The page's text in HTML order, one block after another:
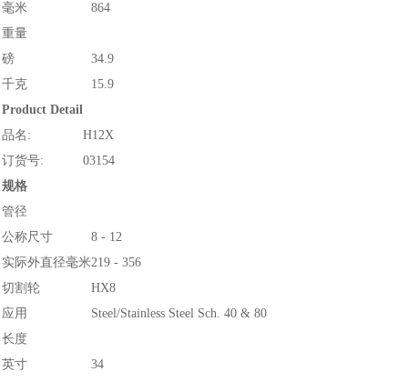
毫米
864
重量
磅
34.9
千克
15.9
Product Detail
品名:
H12X
订货号:
03154
规格
管径
公称尺寸
8 - 12
实际外直径毫米219 - 356
切割轮
HX8
应用
Steel/Stainless Steel Sch. 40 & 80
长度
英寸
34